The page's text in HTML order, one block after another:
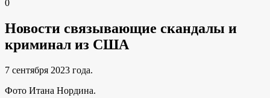
0
Новости связывающие скандалы и
криминал из США
7 сентября 2023 года.
Фото Итана Нордина.